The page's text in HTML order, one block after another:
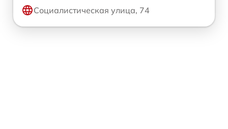
Социалистическая улица, 74